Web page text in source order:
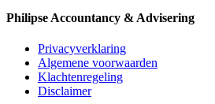
Philipse Accountancy & Advisering
Privacyverklaring
Algemene voorwaarden
Klachtenregeling
Disclaimer